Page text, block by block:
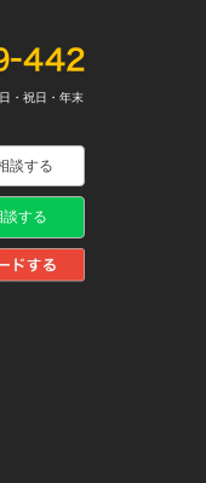
・祝日・年末
談する
談する